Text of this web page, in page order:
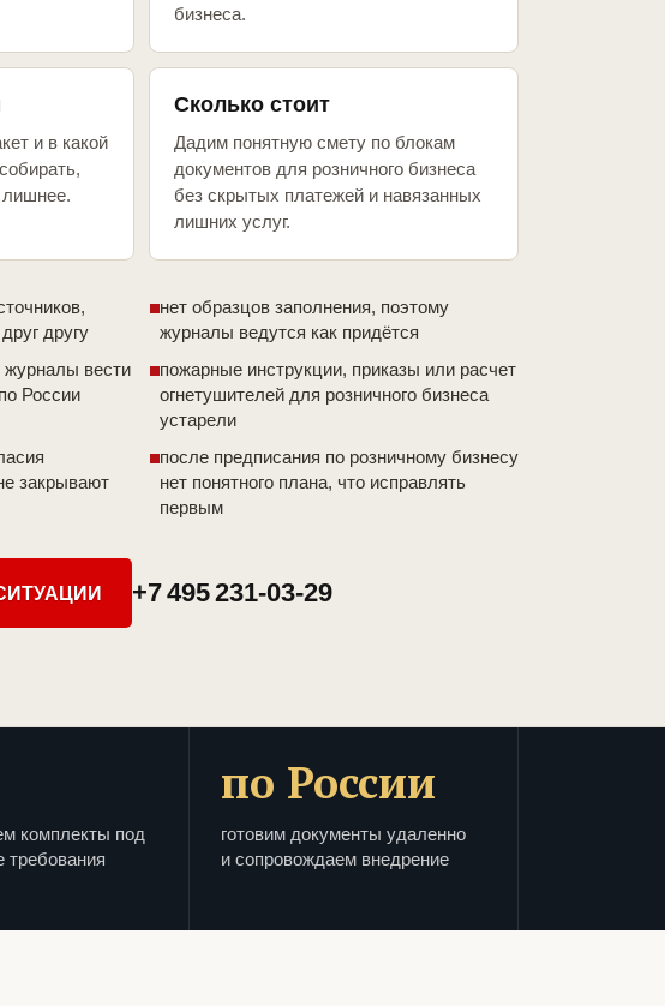
бизнеса.
и в какой
лишнее.
Сколько стоит
Дадим понятную смету по блокам
документов для розничного бизнеса
без скрытых платежей и навязанных
лишних услуг.
другу
нет образцов заполнения, поэтому
журналы ведутся как придётся
журналы вести
России
пожарные инструкции, приказы или расчет
огнетушителей для розничного бизнеса
устарели
закрывают
после предписания по розничному бизнесу
нет понятного плана, что исправлять
первым
+7 495 231-03-29
комплекты под
требования
по России
готовим документы удаленно
и сопровождаем внедрение